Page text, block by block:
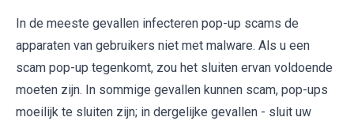
In de meeste gevallen infecteren pop-up scams de
apparaten van gebruikers niet met malware. Als u een
scam pop-up tegenkomt, zou het sluiten ervan voldoende
moeten zijn. In sommige gevallen kunnen scam, pop-ups
moeilijk te sluiten zijn; in dergelijke gevallen - sluit uw